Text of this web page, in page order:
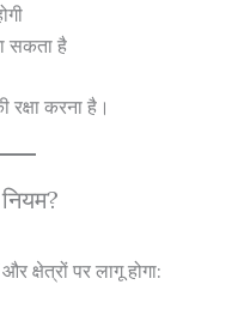
सकता है
करना है।
क्षेत्रों पर लागू होगा: